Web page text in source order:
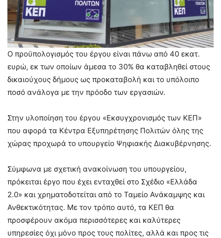
Ο προϋπολογισμός του έργου είναι πάνω από 40 εκατ.
ευρώ, εκ των οποίων άμεσα το 30% θα καταβληθεί στους
δικαιούχους δήμους ως προκαταβολή και το υπόλοιπο
ποσό ανάλογα με την πρόοδο των εργασιών.
Στην υλοποίηση του έργου «Εκσυγχρονισμός των ΚΕΠ»
που αφορά τα Κέντρα Εξυπηρέτησης Πολιτών όλης της
χώρας προχωρά το υπουργείο Ψηφιακής Διακυβέρνησης.
Σύμφωνα με σχετική ανακοίνωση του υπουργείου,
πρόκειται έργο που έχει ενταχθεί στο Σχέδιο «Ελλάδα
2.0» και χρηματοδοτείται από το Ταμείο Ανάκαμψης και
Ανθεκτικότητας. Με τον τρόπο αυτό, τα ΚΕΠ θα
προσφέρουν ακόμα περισσότερες και καλύτερες
υπηρεσίες όχι μόνο προς τους πολίτες, αλλά και προς τις